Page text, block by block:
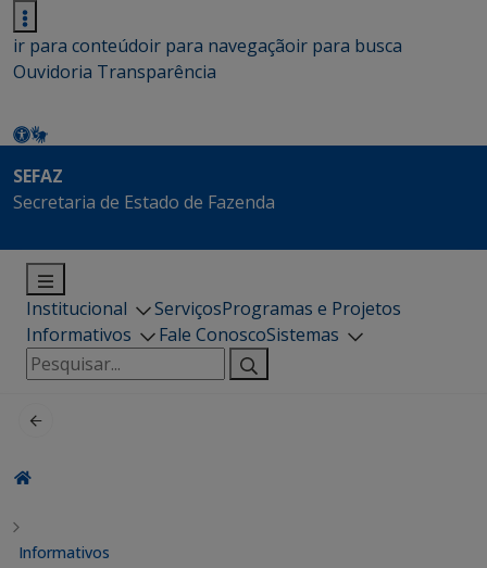
ir para conteúdoir para navegaçãoir para busca
Ouvidoria Transparência
SEFAZ
Secretaria de Estado de Fazenda
Institucional ServiçosProgramas e Projetos
Informativos
Fale ConoscoSistemas
Pesquisar
por:
Informativos